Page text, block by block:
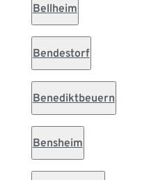
Bellheim
Bendestorf
Benediktbeuern
Bensheim